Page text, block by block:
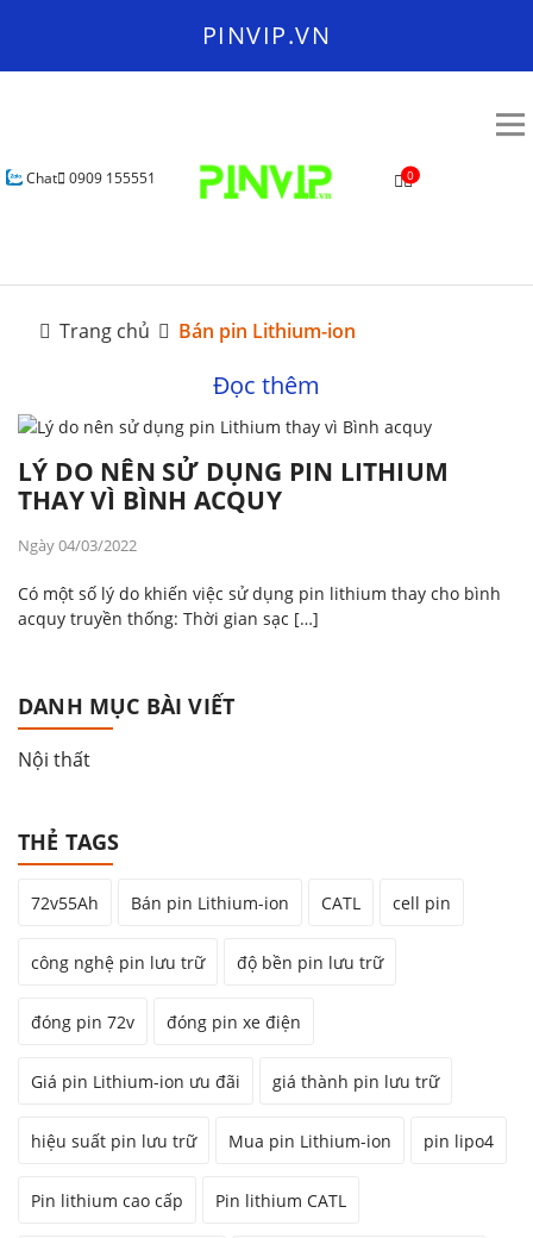
PINVIP.VN
Chat 0909 155551 0
Trang chủ Bán pin Lithium-ion
LÝ DO NÊN SỬ DỤNG PIN LITHIUM
THAY VÌ BÌNH ACQUY
Ngày 04/03/2022
Có một số lý do khiến việc sử dụng pin lithium thay cho bình
acquy truyền thống: Thời gian sạc […]
Đọc thêm
DANH MỤC BÀI VIẾT
Nội thất
THẺ TAGS
72v55Ah Bán pin Lithium-ion CATL cell pin
công nghệ pin lưu trữ độ bền pin lưu trữ
đóng pin 72v đóng pin xe điện
Giá pin Lithium-ion ưu đãi giá thành pin lưu trữ
hiệu suất pin lưu trữ Mua pin Lithium-ion pin lipo4
Pin lithium cao cấp Pin lithium CATL